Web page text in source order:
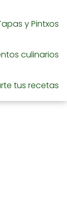
y Pintxos
culinarios
tus recetas